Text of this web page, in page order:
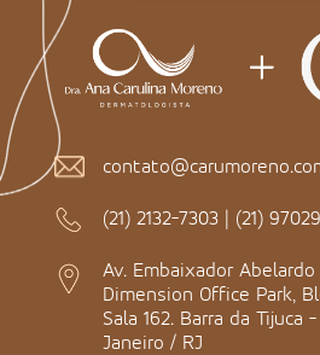
(21) 2132-7303 | (21)
Av. Embaixador Abelardo
Dimension Office Park,
Sala 162. Barra da Tijuca
Janeiro / RJ